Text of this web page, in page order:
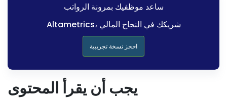
ساعد موظفيك بمرونة الرواتب
Altametrics، شريكك في النجاح المالي
احجز نسخة تجريبية
يجب أن يقرأ المحتوى